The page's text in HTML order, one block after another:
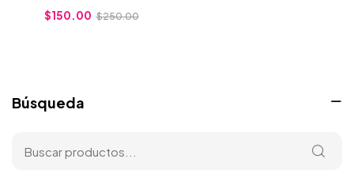
$150.00 $250.00
Búsqueda